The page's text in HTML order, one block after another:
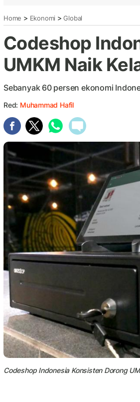
Home > Ekonomi > Global
Codeshop
UMKM Naik
Sebanyak 60 persen ekonomi
Red: Muhammad Hafil
Codeshop Indonesia Konsisten Dorong